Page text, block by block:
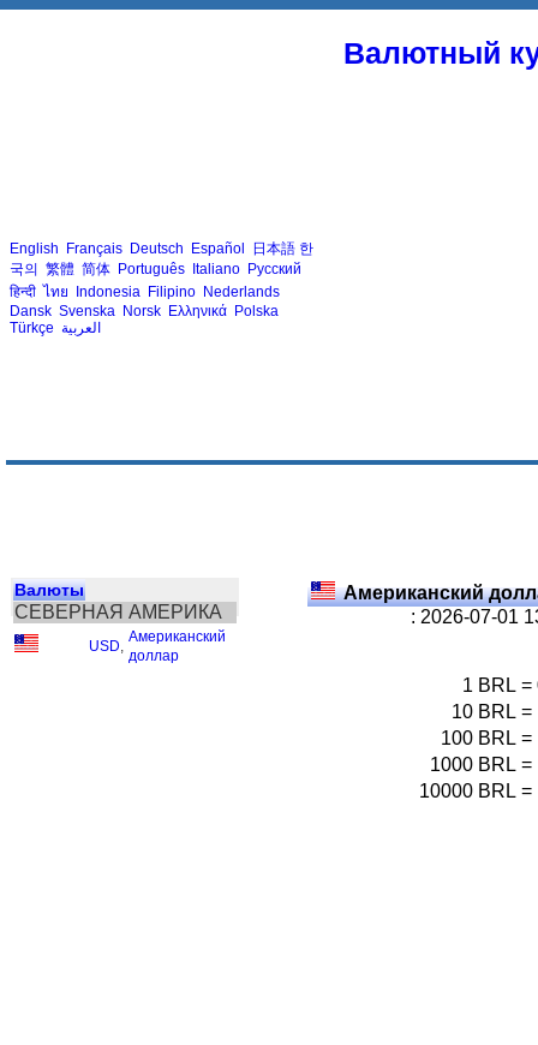
Валютный
English Français Deutsch Español 日本語 한
국의 繁體 简体 Português Italiano Русский
हिन्दी ไทย Indonesia Filipino Nederlands
Dansk Svenska Norsk Ελληνικά Polska
Türkçe العربية
Валюты
СЕВЕРНАЯ АМЕРИКА
USD
Американский
доллар
Американский
: 2026-07-01
1 BRL =
10 BRL =
100 BRL =
1000 BRL =
10000 BRL =